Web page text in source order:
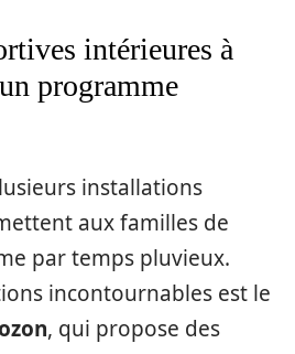
intérieures à
programme
installations
aux familles de
par temps pluvieux.
incontournables est le
, qui propose des